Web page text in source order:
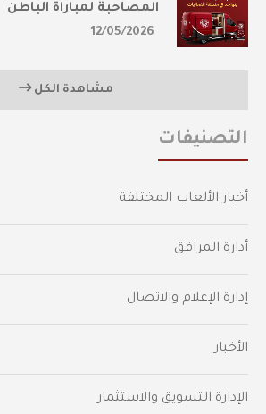
المصاحبة لمباراة الباطن
12/05/2026
مشاهدة الكل
التصنيفات
أخبار الألعاب المختلفة
أدارة المرافق
إدارة الإعلام والاتصال
الأخبار
الإدارة التسويق والاستثمار